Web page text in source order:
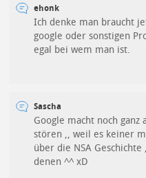
ehonk
Ich denke man braucht
google oder sonstigen
egal bei wem man ist.
Sascha
Google macht noch ganz
stören ,, weil es keiner
über die NSA
denen ^^ xD